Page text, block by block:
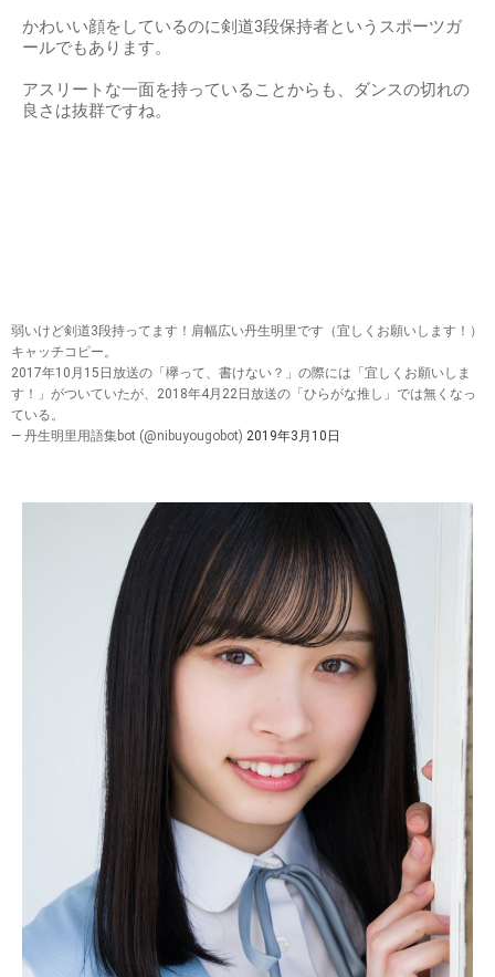
かわいい顔をしているのに剣道3段保持者というスポーツガ
ールでもあります。
アスリートな一面を持っていることからも、ダンスの切れの
良さは抜群ですね。
弱いけど剣道3段持ってます！肩幅広い丹生明里です（宜しくお願いします！）
キャッチコピー。
2017年10月15日放送の「欅って、書けない？」の際には「宜しくお願いしま
す！」がついていたが、2018年4月22日放送の「ひらがな推し」では無くなっ
ている。
— 丹生明里用語集bot (@nibuyougobot) 2019年3月10日